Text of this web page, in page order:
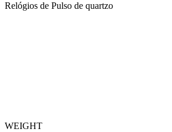
Relógios de Pulso de quartzo
WEIGHT